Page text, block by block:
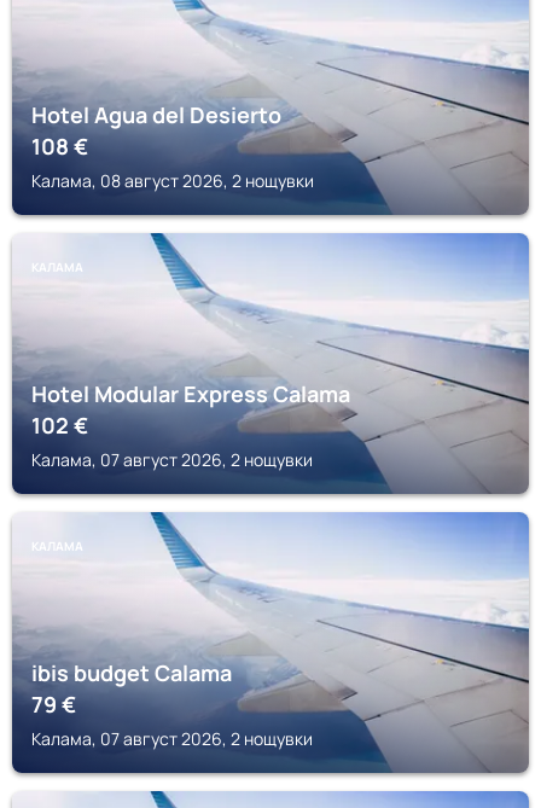
Hotel Agua del Desierto
108€
Калама, 08 август 2026, 2 нощувки
КАЛАМА
Hotel Modular Express Calama
102€
Калама, 07 август 2026, 2 нощувки
КАЛАМА
ibis budget Calama
79€
Калама, 07 август 2026, 2 нощувки